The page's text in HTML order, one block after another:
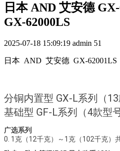
日本 AND 艾安德
GX-62000LS
2025-07-18 15:09:19 admin 51
日本 AND 艾安德 GX-62001LS
分铜内置型 GX-L系列（13
基础型 GF-L系列（4款型号
广选系列
0. 1克（12千克）～1克（102千克）